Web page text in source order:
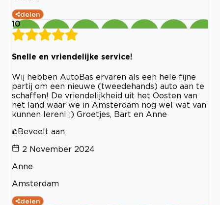
delen
10
Snelle en vriendelijke service!
Wij hebben AutoBas ervaren als een hele fijne
partij om een nieuwe (tweedehands) auto aan te
schaffen! De vriendelijkheid uit het Oosten van
het land waar we in Amsterdam nog wel wat van
kunnen leren! ;) Groetjes, Bart en Anne
Beveelt aan
2 November 2024
Anne
Amsterdam
delen